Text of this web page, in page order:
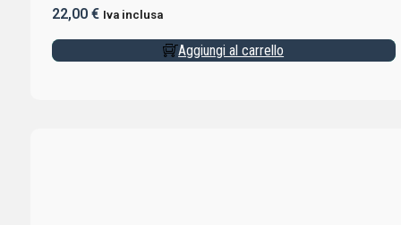
22,00 € Iva inclusa
Aggiungi al carrello